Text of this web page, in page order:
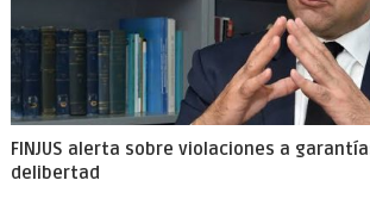
FINJUS alerta sobre violaciones a
delibertad